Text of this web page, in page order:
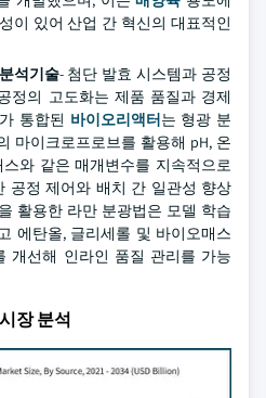
이 있어 산업 간 혁신의 대표적인
석기술- 첨단 발효 시스템과 공정
정의 고도화는 제품 품질과 경제
통합된 바이오리액터는 형광 분
마이크로프로브를 활용해 pH, 온
와 같은 매개변수를 지속적으로
공정 제어와 배치 간 일관성 향상
활용한 라만 분광법은 모델 학습
에탄올, 글리세롤 및 바이오매스
개선해 인라인 품질 관리를 가능
장 분석